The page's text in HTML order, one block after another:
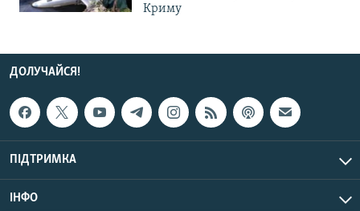
Криму
ДОЛУЧАЙСЯ!
ПІДТРИМКА
ІНФО